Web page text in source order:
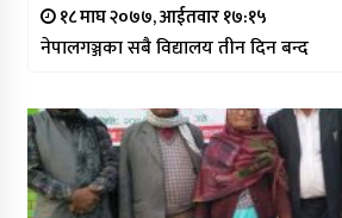
१८ माघ २०७७, आईतवार १७:१५
नेपालगञ्जका सबै विद्यालय तीन दिन बन्द